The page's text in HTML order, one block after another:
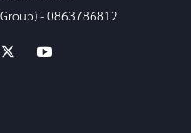
- 0863786812